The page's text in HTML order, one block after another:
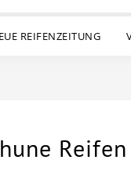
REIFENZEITUNG
Reifen